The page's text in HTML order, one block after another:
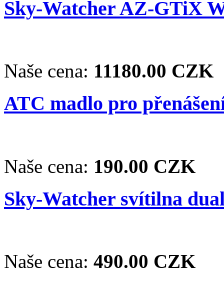
Sky-Watcher AZ-GTiX
Naše cena: 11180.00 CZK
ATC madlo pro
Naše cena: 190.00 CZK
Sky-Watcher svítilna
Naše cena: 490.00 CZK